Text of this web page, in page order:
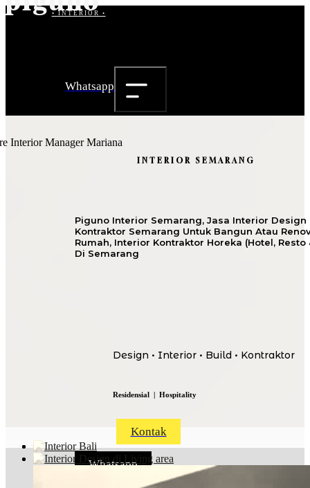
• INTERIOR •
Whatsapp
Beranda
Galeri Video
Kontak
INTERIOR SEMARANG
Piguno Interior Semarang, Jasa Interior Design
Kontraktor Semarang Untuk Bangun Atau
Rumah, Interior Kontraktor Horeka (hotel, Resto
Di Semarang
Design • Interior • Build • Kontraktor
Residensial | Hospitality
Kontak
Whatsapp